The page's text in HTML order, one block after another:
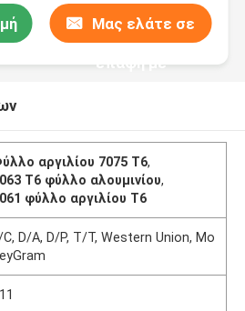
Μας ελάτε σε
επαφή με
αργιλίου 7075 T6,
Τ6 φύλλο αλουμινίου,
φύλλο αργιλίου T6
C, D/A, D/P, T/T, Western Union, Mo